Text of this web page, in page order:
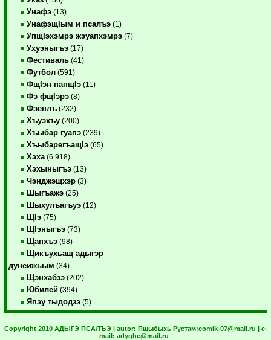
Унафэ (13)
УнафэщIым и псалъэ (1)
УпщIэхэмрэ жэуапхэмрэ (7)
Ухуэныгъэ (17)
Фестиваль (41)
Футбол (591)
ФщIэн папщIэ (11)
Фэ фщIэрэ (8)
Фэеплъ (232)
Хъуэхъу (200)
Хъыбар гуапэ (239)
ХъыбарегъащIэ (65)
Хэха (6 918)
Хэхыныгъэ (13)
Чэнджэщхэр (3)
Шыгъажэ (25)
Шыхулъагъуэ (12)
ЩIэ (75)
ЩIэныгъэ (73)
Щапхъэ (98)
Щикъухьащ адыгэр
дунеижьым (34)
Щэнхабзэ (202)
Юбилей (394)
Япэу тыдодзэ (5)
Copyright 2010 АДЫГЭ ПСАЛЪЭ | autor: Пщыбыхь Рустам:comik-07@mail.ru | e-
mail: adyghe@mail.ru